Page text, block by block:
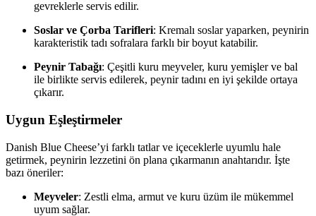
gevreklerle servis edilir.
Soslar ve Çorba Tarifleri: Kremalı soslar yaparken, peynirin
karakteristik tadı sofralara farklı bir boyut katabilir.
Peynir Tabağı: Çeşitli kuru meyveler, kuru yemişler ve bal
ile birlikte servis edilerek, peynir tadını en iyi şekilde ortaya
çıkarır.
Uygun Eşleştirmeler
Danish Blue Cheese’yi farklı tatlar ve içeceklerle uyumlu hale
getirmek, peynirin lezzetini ön plana çıkarmanın anahtarıdır. İşte
bazı öneriler:
Meyveler: Zestli elma, armut ve kuru üzüm ile mükemmel
uyum sağlar.